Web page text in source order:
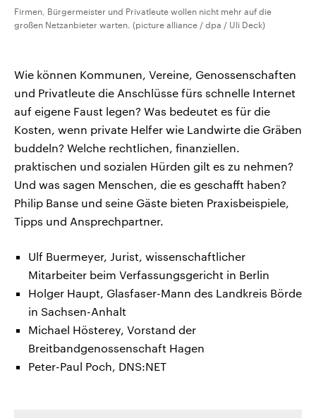
Firmen, Bürgermeister und Privatleute wollen nicht mehr auf die
großen Netzanbieter warten. (picture alliance / dpa / Uli Deck)
Wie können Kommunen, Vereine, Genossenschaften
und Privatleute die Anschlüsse fürs schnelle Internet
auf eigene Faust legen? Was bedeutet es für die
Kosten, wenn private Helfer wie Landwirte die Gräben
buddeln? Welche rechtlichen, finanziellen.
praktischen und sozialen Hürden gilt es zu nehmen?
Und was sagen Menschen, die es geschafft haben?
Philip Banse und seine Gäste bieten Praxisbeispiele,
Tipps und Ansprechpartner.
Ulf Buermeyer, Jurist, wissenschaftlicher
Mitarbeiter beim Verfassungsgericht in Berlin
Holger Haupt, Glasfaser-Mann des Landkreis Börde
in Sachsen-Anhalt
Michael Hösterey, Vorstand der
Breitbandgenossenschaft Hagen
Peter-Paul Poch, DNS:NET